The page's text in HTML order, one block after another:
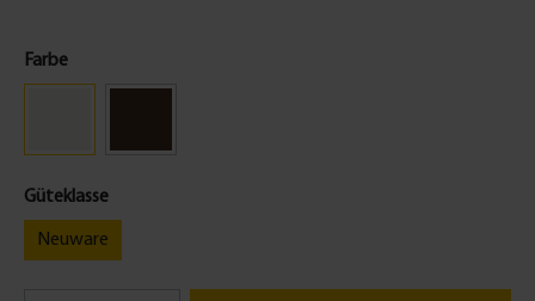
Farbe
Güteklasse
Neuware